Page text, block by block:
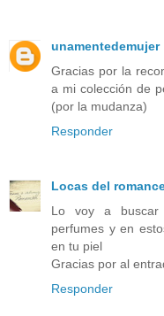
unamentedemujer
Gracias por la
a mi colección de
(por la mudanza)
Responder
Locas del
Lo voy a buscar
perfumes y en
en tu piel
Gracias por al
Responder